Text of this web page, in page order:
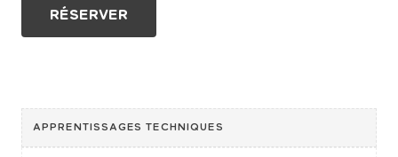
RÉSERVER
APPRENTISSAGES TECHNIQUES